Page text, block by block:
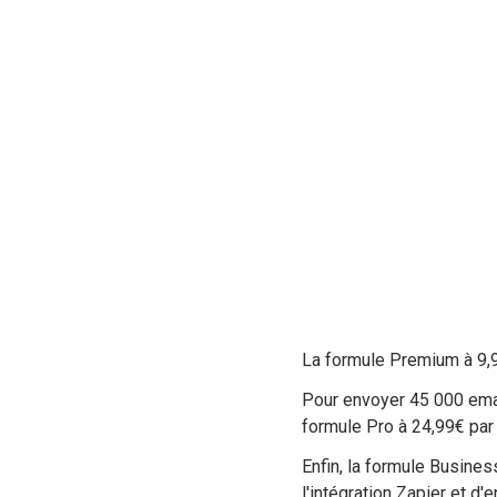
La formule Premium à
Pour envoyer 45 000
formule Pro à 24,99€
Enfin, la formule
l'intégration Zapier et